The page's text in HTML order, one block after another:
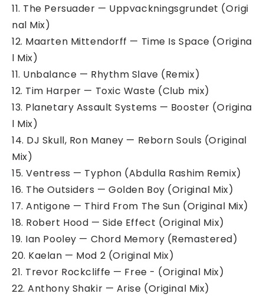
11. The Persuader — Uppvackningsgrundet (Origi
nal Mix)
12. Maarten Mittendorff — Time Is Space (Origina
l Mix)
11. Unbalance — Rhythm Slave (Remix)
12. Tim Harper — Toxic Waste (Club mix)
13. Planetary Assault Systems — Booster (Origina
l Mix)
14. DJ Skull, Ron Maney — Reborn Souls (Original
Mix)
15. Ventress — Typhon (Abdulla Rashim Remix)
16. The Outsiders — Golden Boy (Original Mix)
17. Antigone — Third From The Sun (Original Mix)
18. Robert Hood — Side Effect (Original Mix)
19. Ian Pooley — Chord Memory (Remastered)
20. Kaelan — Mod 2 (Original Mix)
21. Trevor Rockcliffe — Free - (Original Mix)
22. Anthony Shakir — Arise (Original Mix)